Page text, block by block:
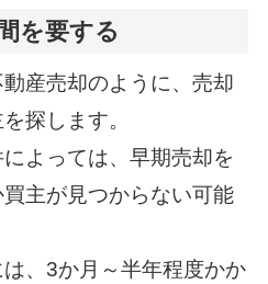
を要する
産売却のように、売却
探します。
よっては、早期売却を
主が見つからない可能
、3か月～半年程度かか